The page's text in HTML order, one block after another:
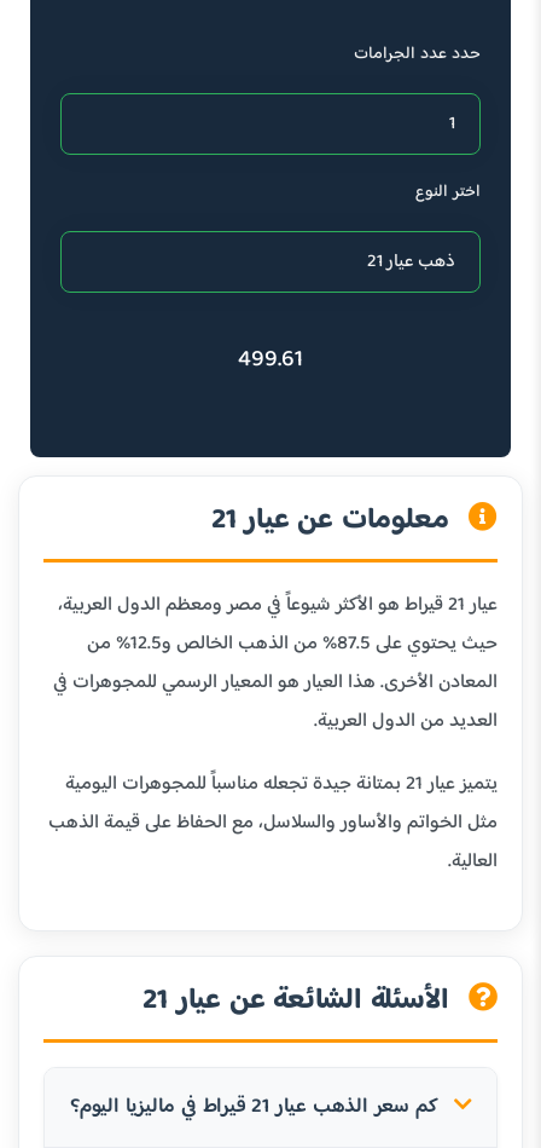
حدد عدد الجرامات
اختر النوع
499.61
معلومات عن عيار 21
عيار 21 قيراط هو الأكثر شيوعاً في مصر ومعظم الدول العربية،
حيث يحتوي على 87.5% من الذهب الخالص و12.5% من
المعادن الأخرى. هذا العيار هو المعيار الرسمي للمجوهرات في
العديد من الدول العربية.
يتميز عيار 21 بمتانة جيدة تجعله مناسباً للمجوهرات اليومية
مثل الخواتم والأساور والسلاسل، مع الحفاظ على قيمة الذهب
العالية.
الأسئلة الشائعة عن عيار 21
كم سعر الذهب عيار 21 قيراط في ماليزيا اليوم؟